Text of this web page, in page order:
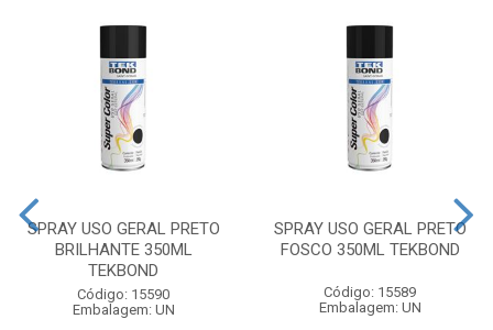
SPRAY USO GERAL PRETO
BRILHANTE 350ML
TEKBOND
Código: 15590
Embalagem: UN
SPRAY USO GERAL PRETO
FOSCO 350ML TEKBOND
Código: 15589
Embalagem: UN